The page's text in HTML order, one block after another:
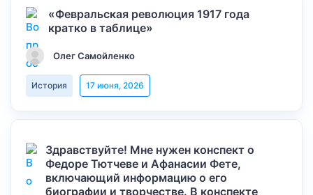
«Февральская революция 1917 года
кратко в таблице»
Олег Самойленко
История 17 июня, 2026
Здравствуйте! Мне нужен конспект о
Федоре Тютчеве и Афанасии Фете,
включающий информацию о его
биографии и творчестве. В конспекте